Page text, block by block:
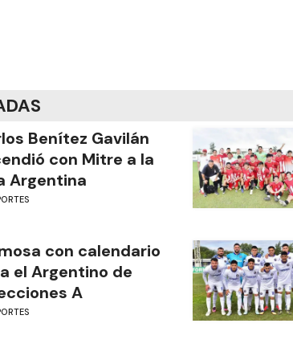
Benítez Gavilán
con Mitre a la
Argentina
con calendario
el Argentino de
A